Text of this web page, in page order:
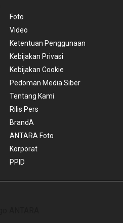
Foto
Video
Ketentuan Penggunaan
Kebijakan Privasi
Kebijakan Cookie
Pedoman Media Siber
Tentang Kami
Rilis Pers
BrandA
ANTARA Foto
Korporat
PPID